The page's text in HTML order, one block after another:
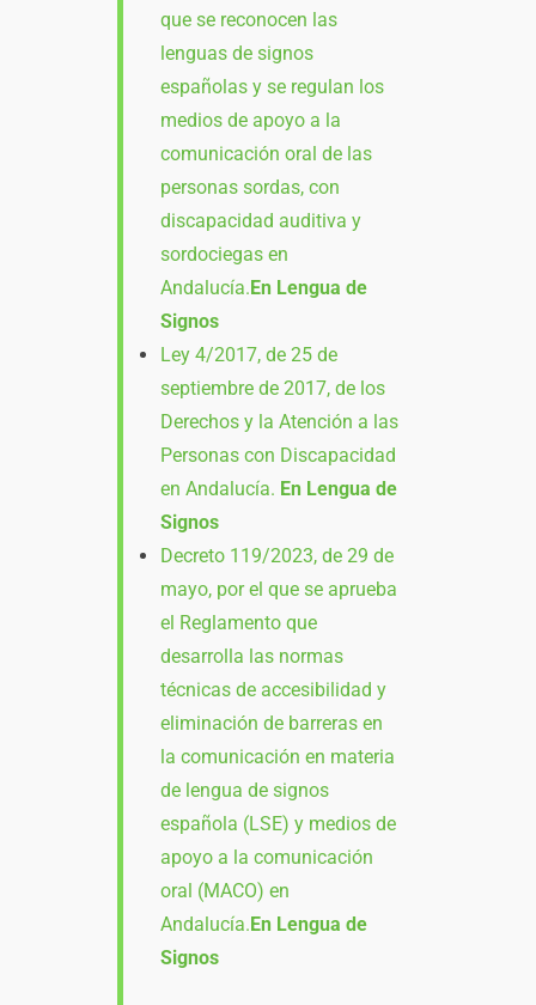
que se reconocen las
lenguas de signos
españolas y se regulan los
medios de apoyo a la
comunicación oral de las
personas sordas, con
discapacidad auditiva y
sordociegas en
Andalucía. En Lengua de
Signos
Ley 4/2017, de 25 de
septiembre de 2017, de los
Derechos y la Atención a las
Personas con Discapacidad
en Andalucía. En Lengua de
Signos
Decreto 119/2023, de 29 de
mayo, por el que se aprueba
el Reglamento que
desarrolla las normas
técnicas de accesibilidad y
eliminación de barreras en
la comunicación en materia
de lengua de signos
española (LSE) y medios de
apoyo a la comunicación
oral (MACO) en
Andalucía. En Lengua de
Signos